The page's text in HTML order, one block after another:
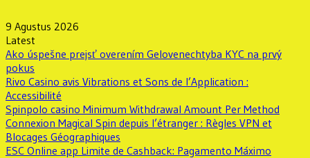
to
content
9 Agustus 2026
Latest
Ako úspešne prejsť overením Gelovenechtyba KYC na prvý
pokus
Rivo Casino avis Vibrations et Sons de l’Application :
Accessibilité
Spinpolo casino Minimum Withdrawal Amount Per Method
Connexion Magical Spin depuis l’étranger : Règles VPN et
Blocages Géographiques
ESC Online app Limite de Cashback: Pagamento Máximo